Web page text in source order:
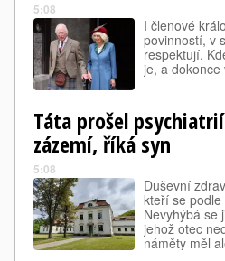
5:08
I členové
povinností, v
respektují.
je, a
Táta prošel
zázemí, říká syn
5:08
Duševní
kteří se
Nevyhýbá se
jehož otec
náměty měl